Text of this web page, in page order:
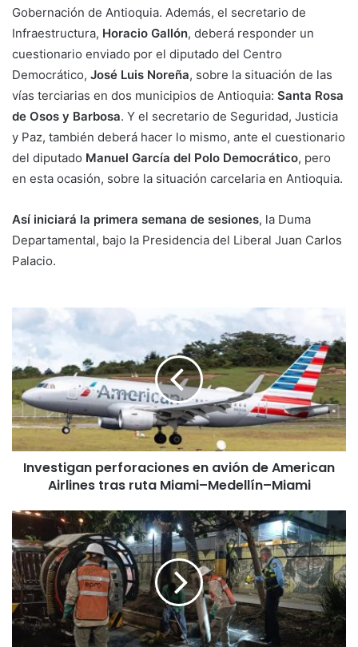
Gobernación de Antioquia. Además, el secretario de
Infraestructura, Horacio Gallón, deberá responder un
cuestionario enviado por el diputado del Centro
Democrático, José Luis Noreña, sobre la situación de las
vías terciarias en dos municipios de Antioquia: Santa Rosa
de Osos y Barbosa. Y el secretario de Seguridad, Justicia
y Paz, también deberá hacer lo mismo, ante el cuestionario
del diputado Manuel García del Polo Democrático, pero
en esta ocasión, sobre la situación carcelaria en Antioquia.
Así iniciará la primera semana de sesiones, la Duma
Departamental, bajo la Presidencia del Liberal Juan Carlos
Palacio.
Investigan perforaciones en avión de American
Airlines tras ruta Miami–Medellín–Miami